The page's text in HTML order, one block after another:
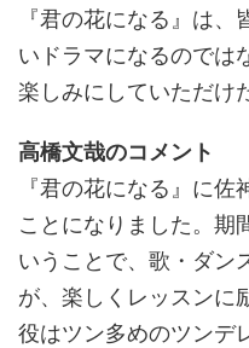
『君の花になる』は
いドラマになるのでは
楽しみにしていただけ
高橋文哉のコメント
『君の花になる』に佐
ことになりました。期
いうことで、歌・ダン
が、楽しくレッスンに
役はツン多めのツンデ